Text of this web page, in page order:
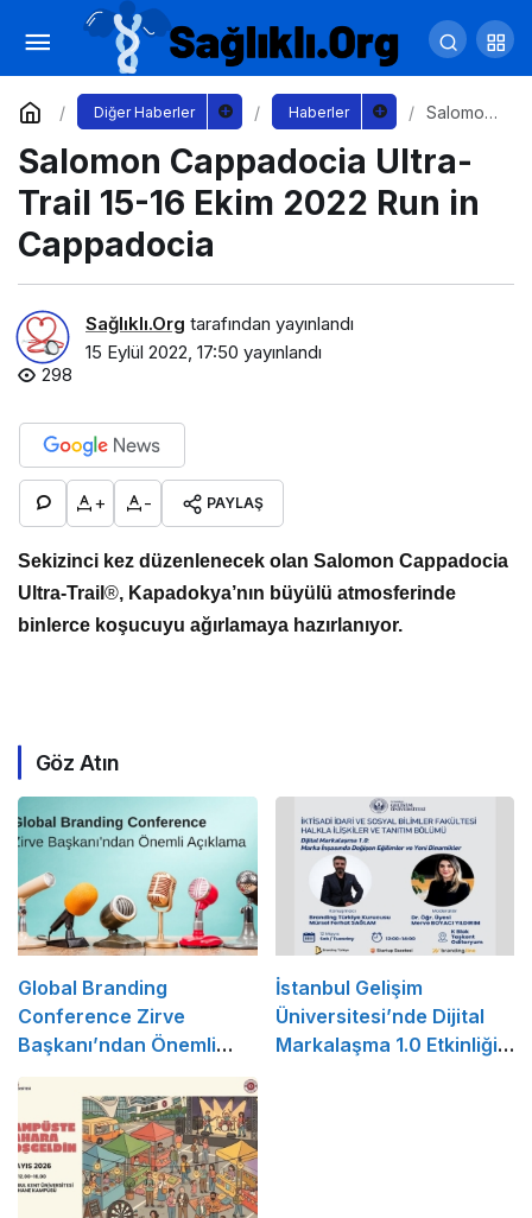
Diğer Haberler Haberler
Salomon
cia Ultra-
Trail 15-
16 Ekim
2022 Run
Salomon Cappadocia Ultra-
Trail 15-16 Ekim 2022 Run in
Cappadocia
Sağlıklı.Org tarafından yayınlandı
15 Eylül 2022, 17:50 yayınlandı
298
+ - PAYLAŞ
Sekizinci kez düzenlenecek olan Salomon Cappadocia
Ultra-Trail ®, Kapadokya’nın büyülü atmosferinde
binlerce koşucuyu ağırlamaya hazırlanıyor.
Göz Atın
Global Branding
Conference Zirve
Başkanı’ndan Önemli
Açıklama
İstanbul Gelişim
Üniversitesi’nde Dijital
Markalaşma 1.0 Etkinliği
Başkan Büyükakın ayçiçeği hasadı yaptı
Yorum Yap Paylaş